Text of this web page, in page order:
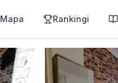
Mapa Rankingi